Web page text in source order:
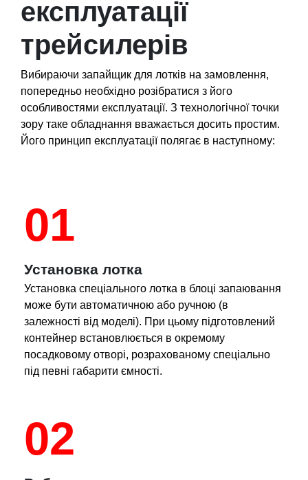
експлуатації
трейсилерів
Вибираючи запайщик для лотків на замовлення,
попередньо необхідно розібратися з його
особливостями експлуатації. З технологічної точки
зору таке обладнання вважається досить простим.
Його принцип експлуатації полягає в наступному:
01
Установка лотка
Установка спеціального лотка в блоці запаювання
може бути автоматичною або ручною (в
залежності від моделі). При цьому підготовлений
контейнер встановлюється в окремому
посадковому отворі, розрахованому спеціально
під певні габарити ємності.
02